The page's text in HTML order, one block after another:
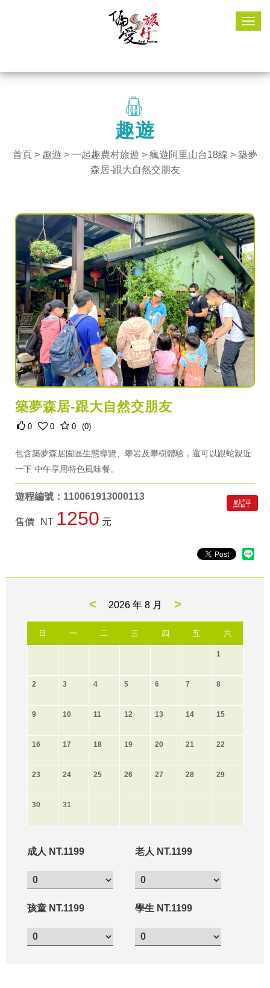
趣遊
首頁 > 趣遊 > 一起趣農村旅遊 > 瘋遊阿里山台18線 > 築夢
森居-跟大自然交朋友
築夢森居-跟大自然交朋友
0 0 0 (0)
包含築夢森居園區生態導覽、攀岩及攀樹體驗，還可以跟蛇親近
一下 中午享用特色風味餐。
點評
遊程編號：110061913000113
售價 NT 1250 元
< 2026 年 8 月 >
日 一 二 三 四 五 六
1
2 3 4 5 6 7 8
9 10 11 12 13 14 15
16 17 18 19 20 21 22
23 24 25 26 27 28 29
30 31
成人 NT.1199 老人 NT.1199
孩童 NT.1199 學生 NT.1199